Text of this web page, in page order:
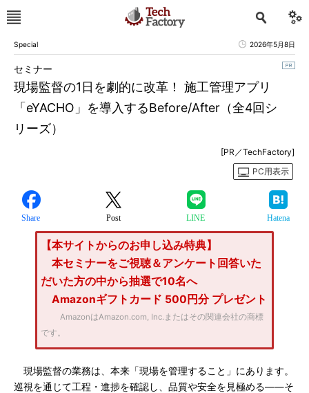
Special 2026年5月8日
現場監督の1日を劇的に改革！ 施工管理アプリ
「eYACHO」を導入するBefore/After（全4回シ
リーズ）
セミナー
[PR／TechFactory]
PC用表示
Share Post LINE Hatena
【本サイトからのお申し込み特典】
本セミナーをご視聴＆アンケート回答いた
だいた方の中から抽選で10名へ
Amazonギフトカード 500円分 プレゼント
AmazonはAmazon.com, Inc.またはその関連会社の商標
です。
現場監督の業務は、本来「現場を管理すること」にあります。
巡視を通じて工程・進捗を確認し、品質や安全を見極める――そ